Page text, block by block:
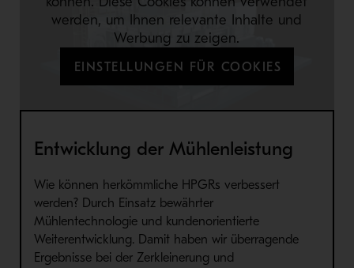
werden, um Ihnen relevante Inhalte und
Werbung zu zeigen.
EINSTELLUNGEN FÜR COOKIES
Entwicklung der Mühlenleistung
Wie können herkömmliche HPGRs verbessert
werden? Durch Einsatz bewährter
Mühlentechnologie und kundenorientierte
Weiterentwicklung. Damit haben wir überragende
Ergebnisse bei der Zerkleinerung und